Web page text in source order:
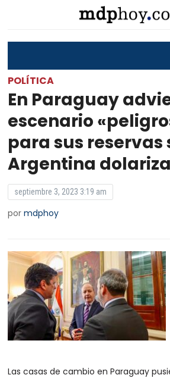
POLÍTICA
En Paraguay
escenario
para sus reservas
Argentina dolariza
septiembre 3, 2023 3:19 am
pormdphoy
Las casas de cambio en Paraguay